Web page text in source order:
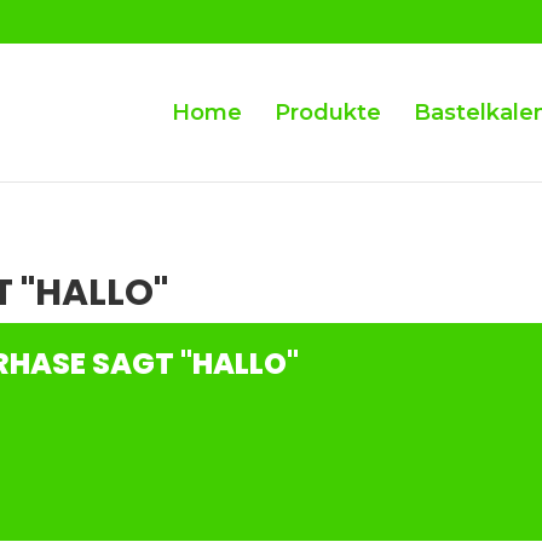
Home Produkte
"HALLO"
SAGT "HALLO"